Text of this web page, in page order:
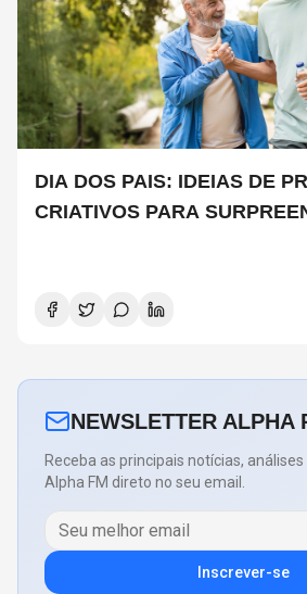
DIA DOS PAIS: IDEIAS DE PRESENTES
CRIATIVOS PARA
NEWSLETTER ALPHA
Receba as principais notícias,
Alpha FM direto no seu email.
Inscrever-se